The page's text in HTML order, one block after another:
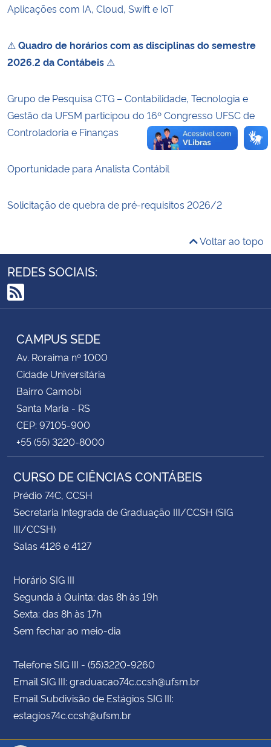
Advocacia-Geral da União
Planalto
Aplicações com IA, Cloud, Swift e IoT
⚠ Quadro de horários com as disciplinas do semestre
2026.2 da Contábeis ⚠
Grupo de Pesquisa CTG – Contabilidade, Tecnologia e
Gestão da UFSM participou do 16º Congresso UFSC de
Controladoria e Finanças
Oportunidade para Analista Contábil
Solicitação de quebra de pré-requisitos 2026/2
Voltar ao topo
REDES SOCIAIS:
RSS
CAMPUS SEDE
Av. Roraima nº 1000
Cidade Universitária
Bairro Camobi
Santa Maria - RS
CEP: 97105-900
+55 (55) 3220-8000
CURSO DE CIÊNCIAS CONTÁBEIS
Prédio 74C, CCSH
Secretaria Integrada de Graduação III/CCSH (SIG
III/CCSH)
Salas 4126 e 4127
Horário SIG III
Segunda à Quinta: das 8h às 19h
Sexta: das 8h às 17h
Sem fechar ao meio-dia
Telefone SIG III - (55)3220-9260
Email SIG III: graduacao74c.ccsh@ufsm.br
Email Subdivisão de Estágios SIG III:
estagios74c.ccsh@ufsm.br